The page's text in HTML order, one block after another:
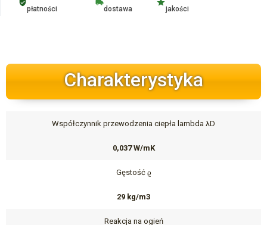
płatności
dostawa
jakości
Charakterystyka
Współczynnik przewodzenia ciepła lambda λD
0,037 W/mK
Gęstość ϱ
29 kg/m3
Reakcja na ogień